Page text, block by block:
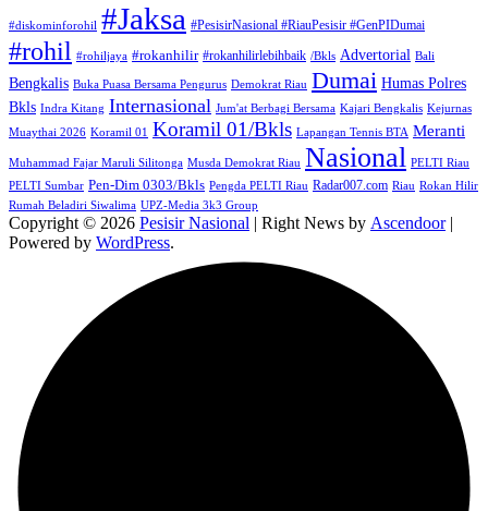
#diskominforohil #Jaksa #PesisirNasional #RiauPesisir #GenPIDumai
#rohil #rohiljaya #rokanhilir #rokanhilirlebihbaik /Bkls Advertorial Bali
Bengkalis Buka Puasa Bersama Pengurus Demokrat Riau Dumai Humas Polres
Bkls Indra Kitang Internasional Jum'at Berbagi Bersama Kajari Bengkalis Kejurnas
Muaythai 2026 Koramil 01 Koramil 01/Bkls Lapangan Tennis BTA Meranti
Muhammad Fajar Maruli Silitonga Musda Demokrat Riau Nasional PELTI Riau
PELTI Sumbar Pen-Dim 0303/Bkls Pengda PELTI Riau Radar007.com Riau Rokan Hilir
Rumah Beladiri Siwalima UPZ-Media 3k3 Group
Copyright © 2026 Pesisir Nasional | Right News by Ascendoor|
Powered by WordPress.